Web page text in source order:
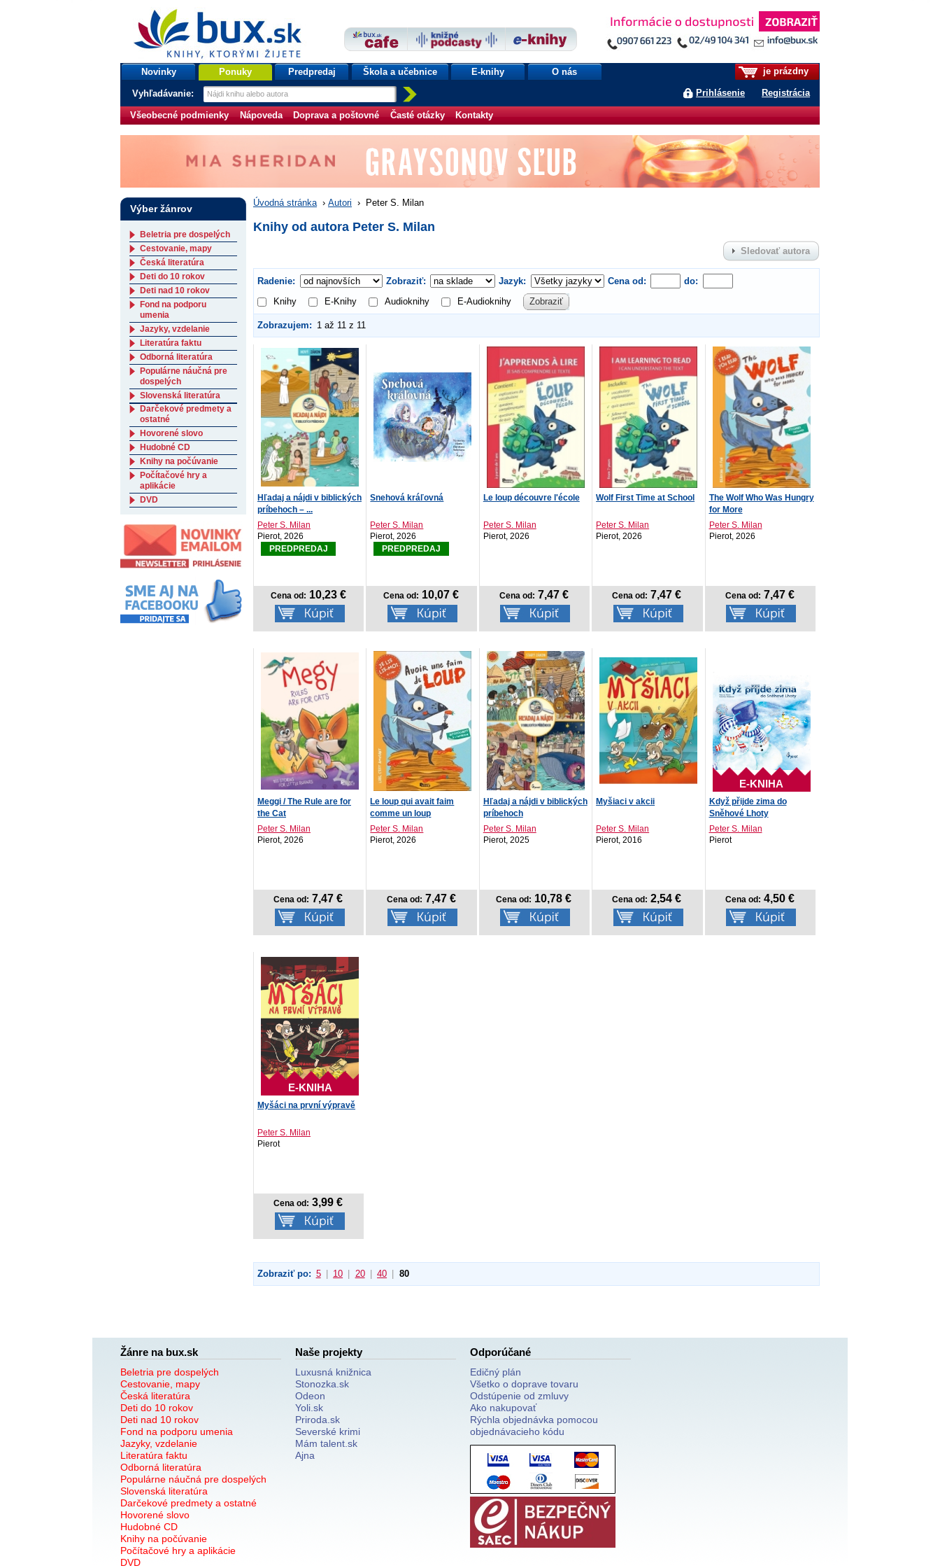
bux.sk
knihy, ktorými žijete
Úvodná stránka
je prázdny
Prihlásenie Registrácia
Novinky Ponuky Predpredaj Škola a učebnice E-knihy O nás
Vyhľadávanie:
Všeobecné podmienky Nápoveda Doprava a poštovné Časté otázky Kontakty
Úvodná stránka › Autori › Peter S. Milan
Knihy od autora Peter S. Milan
Sledovať autora
Radenie: Zobraziť: Jazyk: Cena od:
do:
Knihy
E-Knihy Audioknihy E-Audioknihy Zobraziť
Zobrazujem: 1 až 11 z 11
Hľadaj a nájdi v biblických
príbehoch – ...
Peter S. Milan
Pierot, 2026
PREDPREDAJ
Cena od: 10,23 €
Snehová kráľovná
Peter S. Milan
Pierot, 2026
PREDPREDAJ
Cena od: 10,07 €
Le loup découvre l'école
Peter S. Milan
Pierot, 2026
Cena od: 7,47 €
Wolf First Time at School
Peter S. Milan
Pierot, 2026
Cena od: 7,47 €
The Wolf Who Was Hungry
for More
Peter S. Milan
Pierot, 2026
Cena od: 7,47 €
Meggi / The Rule are for
the Cat
Peter S. Milan
Pierot, 2026
Cena od: 7,47 €
Le loup qui avait faim
comme un loup
Peter S. Milan
Pierot, 2026
Cena od: 7,47 €
Hľadaj a nájdi v biblických
príbehoch
Peter S. Milan
Pierot, 2025
Cena od: 10,78 €
Myšiaci v akcii
Peter S. Milan
Pierot, 2016
Cena od: 2,54 €
E-KNIHA
Když přijde zima do
Sněhové Lhoty
Peter S. Milan
Pierot
Cena od: 4,50 €
E-KNIHA
Myšáci na první výpravě
Peter S. Milan
Pierot
Cena od: 3,99 €
Zobraziť po: 5 10 20 40 80
Výber žánrov
Beletria pre dospelých
Cestovanie, mapy
Česká literatúra
Deti do 10 rokov
Deti nad 10 rokov
Fond na podporu
umenia
Jazyky, vzdelanie
Literatúra faktu
Odborná literatúra
Populárne náučná pre
dospelých
Slovenská literatúra
Darčekové predmety a
ostatné
Hovorené slovo
Hudobné CD
Knihy na počúvanie
Počítačové hry a
aplikácie
DVD
Žánre na bux.sk
Beletria pre dospelých
Cestovanie, mapy
Česká literatúra
Deti do 10 rokov
Deti nad 10 rokov
Fond na podporu umenia
Jazyky, vzdelanie
Literatúra faktu
Odborná literatúra
Populárne náučná pre dospelých
Slovenská literatúra
Darčekové predmety a ostatné
Hovorené slovo
Hudobné CD
Knihy na počúvanie
Počítačové hry a aplikácie
DVD
Naše projekty
Luxusná knižnica
Stonozka.sk
Odeon
Yoli.sk
Priroda.sk
Severské krimi
Mám talent.sk
Ajna
Odporúčané
Edičný plán
Všetko o doprave tovaru
Odstúpenie od zmluvy
Ako nakupovať
Rýchla objednávka pomocou
objednávacieho kódu